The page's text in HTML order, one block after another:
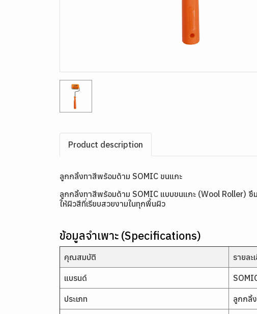
Product description
ลูกกลิ้งทาสีพร้อมด้าม SOMIC ขนแกะ
ลูกกลิ้งทาสีพร้อมด้าม SOMIC แบบขนแกะ (Wool Roller) ซึ
ให้ผิวสีที่เรียบสวยงามในทุกพื้นผิว
ข้อมูลจำเพาะ (Specifications)
คุณสมบัติ รายละ
แบรนด์
ประเภท ลูกกลิ้